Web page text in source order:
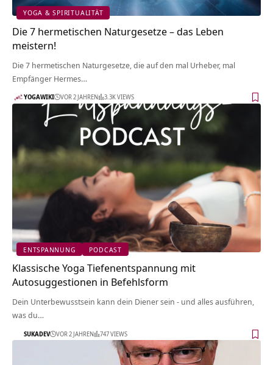
YOGA & SPIRITUALITÄT
Die 7 hermetischen Naturgesetze – das Leben
meistern!
Die 7 hermetischen Naturgesetze, die auf den mal Urheber, mal
Empfänger Hermes…
YOGAWIKI VOR 2 JAHREN 3.3K VIEWS
ENTSPANNUNG PODCAST
Klassische Yoga Tiefenentspannung mit
Autosuggestionen in Befehlsform
Dein Unterbewusstsein kann dein Diener sein - und alles ausführen,
was du…
SUKADEV VOR 2 JAHREN 747 VIEWS